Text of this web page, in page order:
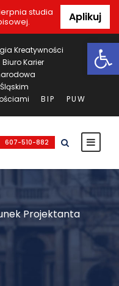
studia
Aplikuj
Kreatywności
Biuro Karier
BIP PUW
607-510-882
Projektanta